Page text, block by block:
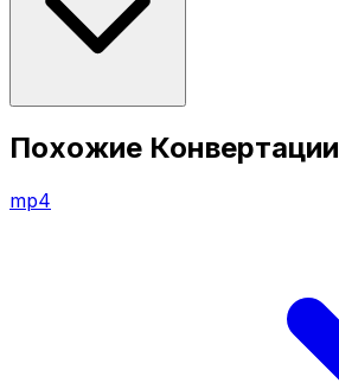
Похожие Конвертации
mp4